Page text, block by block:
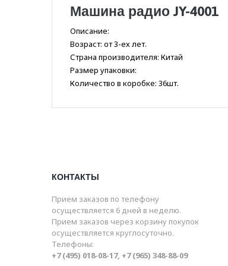
Машина радио JY-4001
Описание:
Возраст: от 3-ех лет.
Страна производителя: Китай
Размер упаковки:
Количество в коробке: 36шт.
КОНТАКТЫ
Прием заказов по телефону
осуществляется 6 дней в неделю.
Прием заказов через корзину покупок
осуществляется круглосуточно.
Телефоны:
+7 (495) 018-08-17, +7 (965) 348-88-09